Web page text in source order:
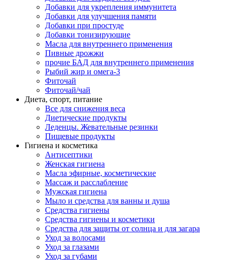
Добавки для укрепления иммунитета
Добавки для улучшения памяти
Добавки при простуде
Добавки тонизирующие
Масла для внутреннего применения
Пивные дрожжи
прочие БАД для внутреннего применения
Рыбий жир и омега-3
Фиточай
Фиточай/чай
Диета, спорт, питание
Все для снижения веса
Диетические продукты
Леденцы. Жевательные резинки
Пищевые продукты
Гигиена и косметика
Антисептики
Женская гигиена
Масла эфирные, косметические
Массаж и расслабление
Мужская гигиена
Мыло и средства для ванны и душа
Средства гигиены
Средства гигиены и косметики
Средства для защиты от солнца и для загара
Уход за волосами
Уход за глазами
Уход за губами